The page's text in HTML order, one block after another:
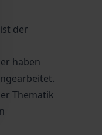
der
haben
Thematik